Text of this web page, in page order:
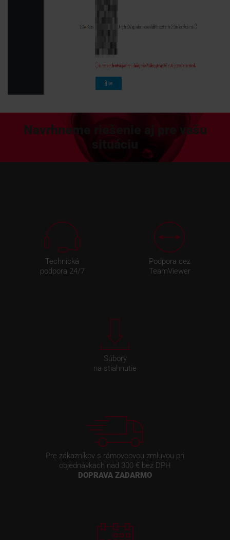
Navrhneme riešenie aj pre vašu
Technická
podpora 24/7
Podpora cez
TeamViewer
Súbory
na stiahnutie
Pre zákazníkov s rámovcovou zmluvou pri
objednávkach nad 300 € bez DPH
DOPRAVA ZADARMO